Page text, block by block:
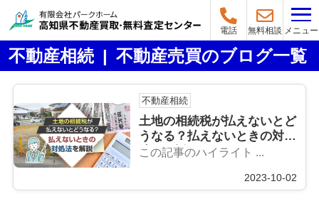
電話 無料相談 メニュー
不動産相続 | 不動産売買のブログ一覧
不動産相続
土地の相続税が払えないとど
うなる？払えないときの対処
法を解説
この記事のハイライト ...
2023-10-02